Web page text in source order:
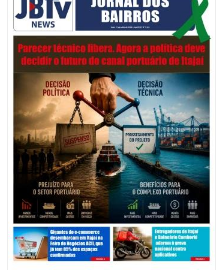
Morada e Chiquito & Bordoneio
ITAJAÍ
07/08/2026 | 07:00
Nem toda violência deixa marcas: conheça os sinais de alerta da